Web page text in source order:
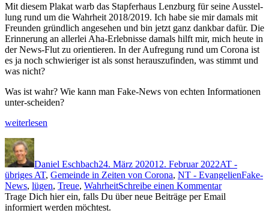
Mit diesem Plakat warb das Stapfer­haus Lenzburg für seine Ausstel­
lung rund um die Wahrheit 2018/2019. Ich habe sie mir damals mit
Fre­un­den gründlich ange­se­hen und bin jet­zt ganz dankbar dafür. Die
Erin­nerung an aller­lei Aha-Erleb­nisse damals hil­ft mir, mich heute in
der News-Flut zu ori­en­tieren. In der Aufre­gung rund um Coro­na ist
es ja noch schwieriger ist als son­st her­auszufind­en, was stimmt und
was nicht?
Was ist wahr? Wie kann man Fake-News von echt­en Infor­ma­tio­nen
unter-scheiden?
„Was
weit­er­lesen
Autor
Daniel Eschbach24. März 202012. Februar 2022AT -
übriges AT, Gemeinde in Zeiten von Corona, NT - EvangelienFake-
News, lügen, Treue, WahrheitSchreibe einen Kommentarzu
Was
Trage Dich hier ein, falls Du über neue Beiträge per Email
informiert werden möchtest.